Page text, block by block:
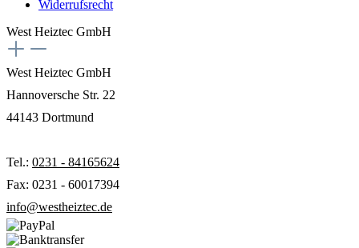
Widerrufsrecht
West Heiztec GmbH
West Heiztec GmbH
Hannoversche Str. 22
44143 Dortmund
Tel.: 0231 - 84165624
Fax: 0231 - 60017394
info@westheiztec.de